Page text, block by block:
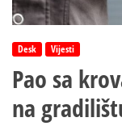
Desk Vijesti
Pao sa
na